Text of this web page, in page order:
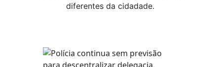
diferentes da cidadade.